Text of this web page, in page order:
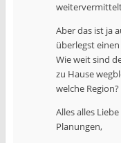
Aber das ist ja
überlegst
Wie weit sind
zu Hause
welche Region?
Alles alles
Planungen,